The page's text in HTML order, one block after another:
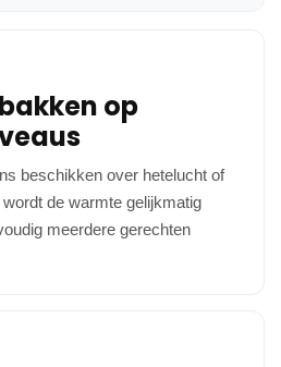
op
beschikken over hetelucht of
de warmte gelijkmatig
meerdere gerechten